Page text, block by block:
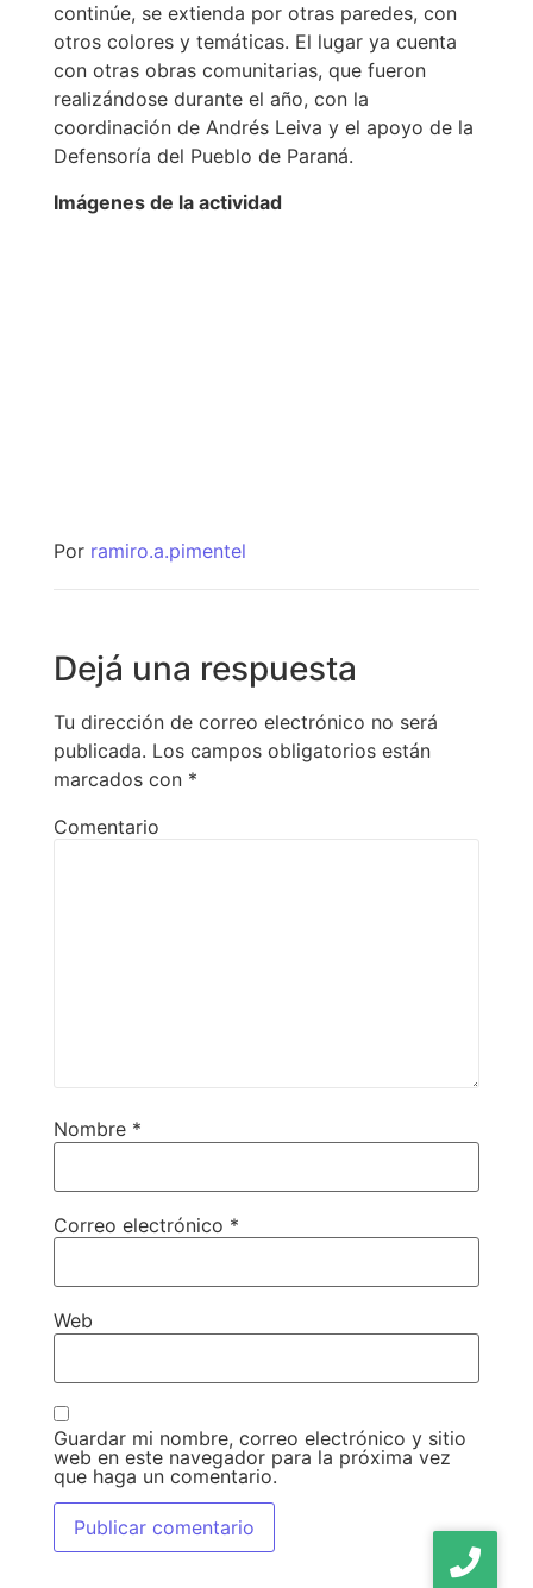
continúe, se extienda por otras paredes, con
otros colores y temáticas. El lugar ya cuenta
con otras obras comunitarias, que fueron
realizándose durante el año, con la
coordinación de Andrés Leiva y el apoyo de la
Defensoría del Pueblo de Paraná.
Imágenes de la actividad
Por ramiro.a.pimentel
Dejá una respuesta
Tu dirección de correo electrónico no será
publicada. Los campos obligatorios están
marcados con *
Comentario
Nombre *
Correo electrónico *
Web
Guardar mi nombre, correo electrónico y sitio
web en este navegador para la próxima vez
que haga un comentario.